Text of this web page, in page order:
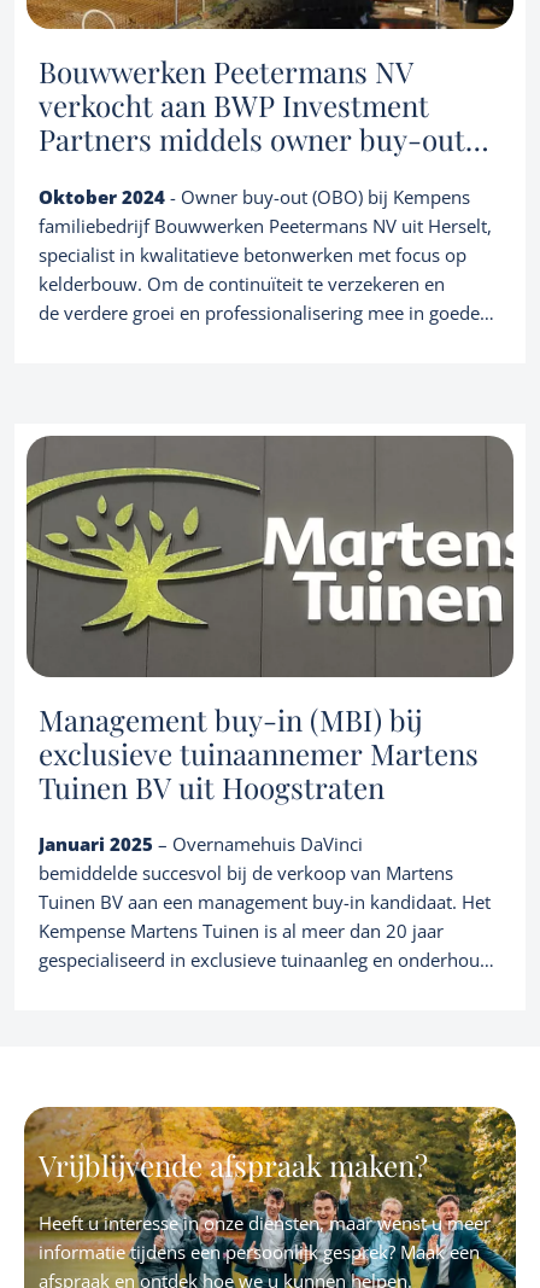
Corporate finance consultancy
Over ons
Team
Referenties
Portfolio
Nieuws
NL Let's talk
Bouwwerken Peetermans NV
verkocht aan BWP Investment
Partners middels owner buy-out
Oktober 2024 - Owner buy-out (OBO) bij Kempens
familiebedrijf Bouwwerken Peetermans NV uit Herselt,
specialist in kwalitatieve betonwerken met focus op
kelderbouw. Om de continuïteit te verzekeren en
de verdere groei en professionalisering mee in goede
ondersteunen.
Management buy-in (MBI) bij
exclusieve tuinaannemer Martens
Tuinen BV uit Hoogstraten
Januari 2025 – Overnamehuis DaVinci
bemiddelde succesvol bij de verkoop van Martens
Tuinen BV aan een management buy-in kandidaat. Het
Kempense Martens Tuinen is al meer dan 20 jaar
gespecialiseerd in exclusieve tuinaanleg en onderhoud.
zo werd tevens de continuïteit verzekerd gezien het
ontbreken van geschikte familiale opvolging.
Vrijblijvende afspraak maken?
Heeft u interesse in onze diensten, maar wenst u meer
informatie tijdens een persoonlijk gesprek? Maak een
afspraak en ontdek hoe we u kunnen helpen.